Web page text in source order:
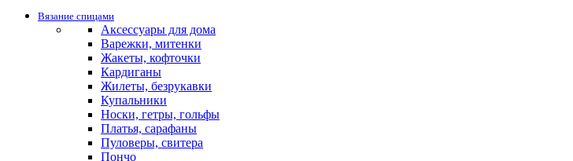
Вязание спицами
Аксессуары для дома
Варежки, митенки
Жакеты, кофточки
Кардиганы
Жилеты, безрукавки
Купальники
Носки, гетры, гольфы
Платья, сарафаны
Пуловеры, свитера
Пончо